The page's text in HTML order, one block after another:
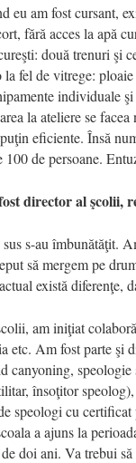
eu am fost cursant,
fără acces la apă
două trenuri şi
fel de vitrege:
individuale
la ateliere se
eficiente. Însă
de persoane.
director al şcolii,
s-au îmbunătăţit.
să mergem pe
există diferenţe,
am iniţiat
etc. Am fost parte şi
canyoning,
însoţitor
speologi cu
a ajuns la
doi ani. Va trebui